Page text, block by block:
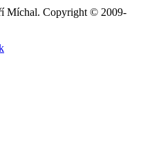
Míchal. Copyright © 2009-